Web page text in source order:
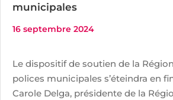
municipales
16 septembre 2024
Le dispositif de soutien de la
polices municipales s’éteindra en
Carole Delga, présidente de la